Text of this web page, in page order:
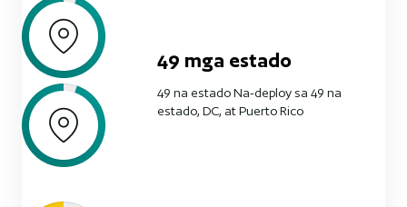
49 mga estado
49 na estado Na-deploy sa 49 na
estado, DC, at Puerto Rico